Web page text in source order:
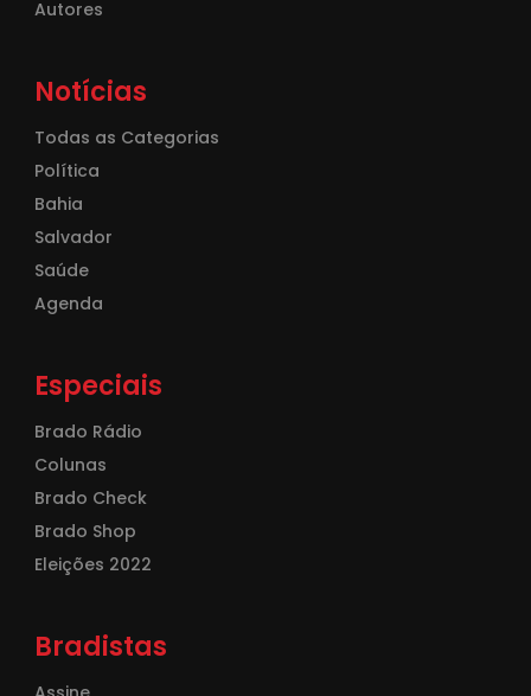
Autores
Notícias
Todas as Categorias
Política
Bahia
Salvador
Saúde
Agenda
Especiais
Brado Rádio
Colunas
Brado Check
Brado Shop
Eleições 2022
Bradistas